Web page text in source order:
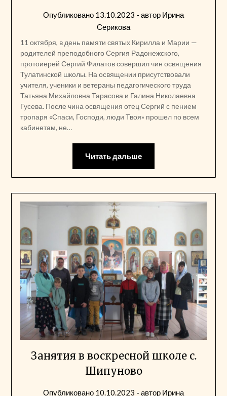
Опубликовано 13.10.2023 - автор Ирина
Серикова
11 октября, в день памяти святых Кирилла и Марии —
родителей преподобного Сергия Радонежского,
протоиерей Сергий Филатов совершил чин освящения
Тулатинской школы. На освящении присутствовали
учителя, ученики и ветераны педагогического труда
Татьяна Михайловна Тарасова и Галина Николаевна
Гусева. После чина освящения отец Сергий с пением
тропаря «Спаси, Господи, люди Твоя» прошел по всем
кабинетам, не…
Читать дальше
Занятия в воскресной школе с.
Шипуново
Опубликовано 10.10.2023 - автор Ирина